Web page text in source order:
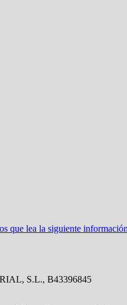
que lea la siguiente
S.L., B43396845